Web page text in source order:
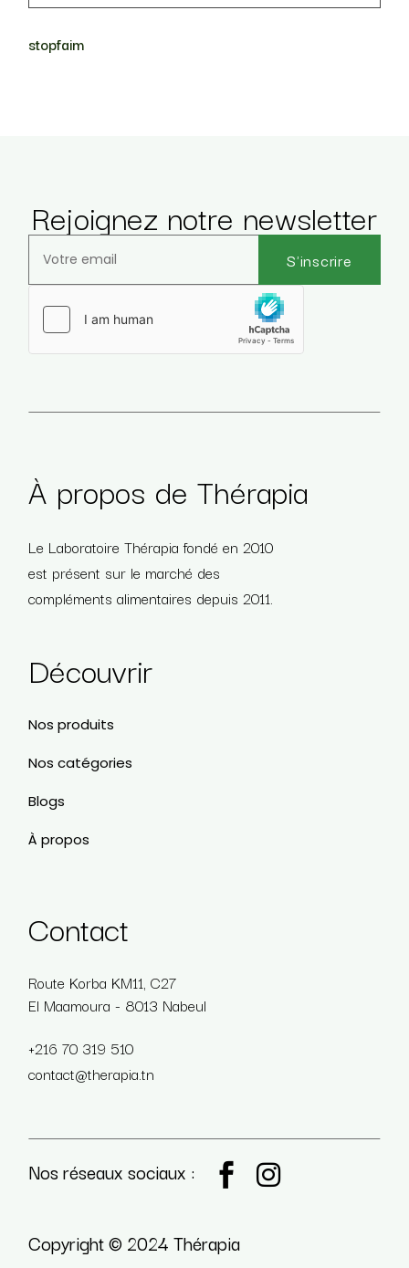
stopfaim
Rejoignez notre newsletter
S'inscrire
À propos de Thérapia
Le Laboratoire Thérapia fondé en 2010
est présent sur le marché des
compléments alimentaires depuis 2011.
Découvrir
Nos produits
Nos catégories
Blogs
À propos
Contact
Route Korba KM11, C27
El Maamoura - 8013 Nabeul
+216 70 319 510
contact@therapia.tn
Nos réseaux sociaux :
Copyright © 2024 Thérapia